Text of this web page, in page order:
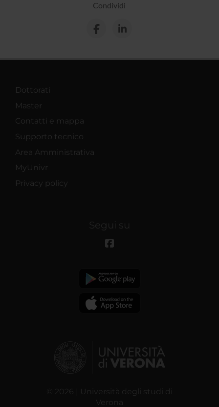
Condividi
Dottorati
Master
Contatti e mappa
Supporto tecnico
Area Amministrativa
MyUnivr
Privacy policy
Segui su
© 2026 | Università degli studi di
Verona